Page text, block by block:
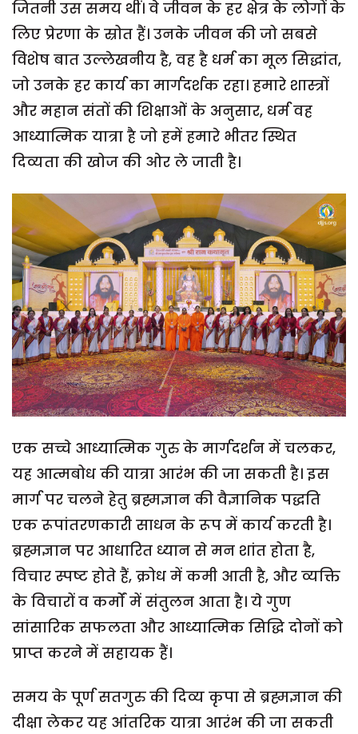
जितनी उस समय थीं। वे जीवन के हर क्षेत्र के लोगों के
लिए प्रेरणा के स्रोत हैं। उनके जीवन की जो सबसे
विशेष बात उल्लेखनीय है, वह है धर्म का मूल सिद्धांत,
जो उनके हर कार्य का मार्गदर्शक रहा। हमारे शास्त्रों
और महान संतों की शिक्षाओं के अनुसार, धर्म वह
आध्यात्मिक यात्रा है जो हमें हमारे भीतर स्थित
दिव्यता की खोज की ओर ले जाती है।
एक सच्चे आध्यात्मिक गुरु के मार्गदर्शन में चलकर,
यह आत्मबोध की यात्रा आरंभ की जा सकती है। इस
मार्ग पर चलने हेतु ब्रह्मज्ञान की वैज्ञानिक पद्धति
एक रूपांतरणकारी साधन के रूप में कार्य करती है।
ब्रह्मज्ञान पर आधारित ध्यान से मन शांत होता है,
विचार स्पष्ट होते हैं, क्रोध में कमी आती है, और व्यक्ति
के विचारों व कर्मों में संतुलन आता है। ये गुण
सांसारिक सफलता और आध्यात्मिक सिद्धि दोनों को
प्राप्त करने में सहायक हैं।
समय के पूर्ण सतगुरु की दिव्य कृपा से ब्रह्मज्ञान की
दीक्षा लेकर यह आंतरिक यात्रा आरंभ की जा सकती